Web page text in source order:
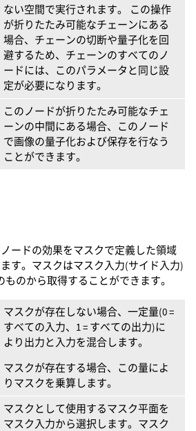
ない空間で実行されます。 この操作
が折りたたみ可能なチェーンにある
場合、チェーンの切断や量子化を回
避するため、チェーンのすべてのノ
ードには、このパラメータと同じ設
定が必要になります。
このノードが折りたたみ可能なチェ
ーンの中間にある場合、このノード
で画像の量子化および保存を行なう
ことができます。
ードの効果をマスクで定義した領域
す。マスクはマスク入力(サイド入力)
のから取得することができます。
マスクが存在しない場合、一定量(0 =
すべての入力、1 = すべての出力)に
より出力と入力を混合します。
マスクが存在する場合、この量によ
りマスクを乗算します。
マスクとして使用するマスク平面を
マスク入力から選択します。マスク